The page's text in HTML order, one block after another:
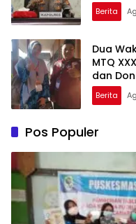
Berita
Dua
MTQ
dan
Berita
Pos Populer